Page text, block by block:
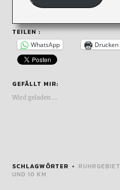
TEILEN :
WhatsApp Drucken
GEFÄLLT MIR:
Wird geladen …
SCHLAGWÖRTER RUHRGEBIET
UND 10 KM